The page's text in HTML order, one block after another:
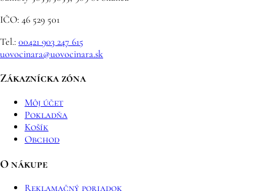
IČO: 46 529 501
Tel.: 00421 903 247 615
uovocinara@uovocinara.sk
Zákaznícka zóna
Môj účet
Pokladňa
Košík
Obchod
O nákupe
Reklamačný poriadok